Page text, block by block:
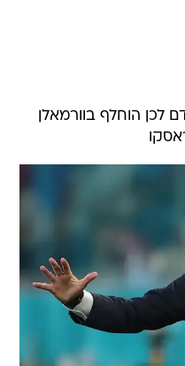
לכן הוחלף בוורמאלן